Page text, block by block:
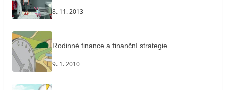
8. 11. 2013
Rodinné finance a finanční strategie
9. 1. 2010